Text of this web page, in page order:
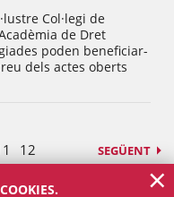
Col·legi de
de Dret
poden beneficiar-
dels actes oberts
12 SEGÜENT
×